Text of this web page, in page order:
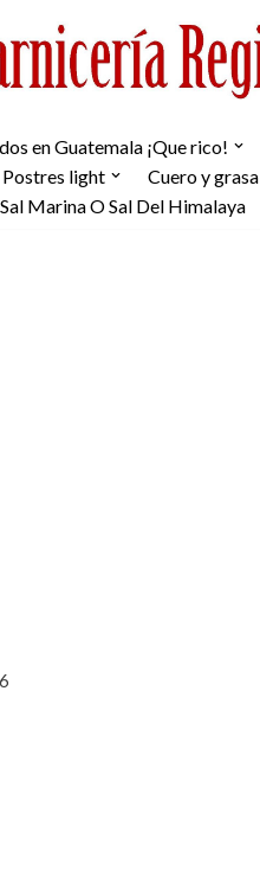
en Guatemala ¡Que rico!
Postres light
Cuero y
Sal Marina O Sal Del Himalaya